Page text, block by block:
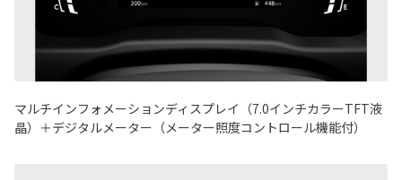
マルチインフォメーションディスプレイ（7.0インチカラーTFT液
晶）＋デジタルメーター（メーター照度コントロール機能付）